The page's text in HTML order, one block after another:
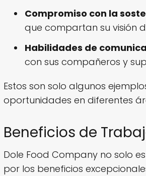
Compromiso con la
que compartan su visión
Habilidades de
con sus compañeros y
Estos son solo algunos
oportunidades en diferentes
Beneficios de
Dole Food Company no solo
por los beneficios